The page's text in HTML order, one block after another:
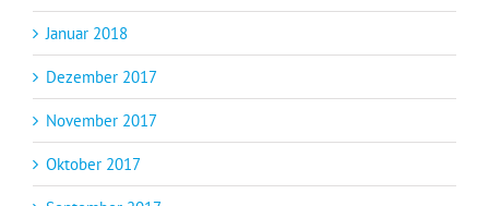
Januar 2018
Dezember 2017
November 2017
Oktober 2017